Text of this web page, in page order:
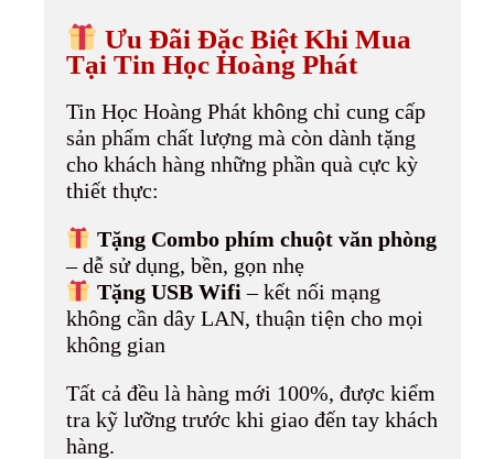
Ưu Đãi Đặc Biệt Khi Mua
Tại Tin Học Hoàng Phát
Tin Học Hoàng Phát không chỉ cung cấp
sản phẩm chất lượng mà còn dành tặng
cho khách hàng những phần quà cực kỳ
thiết thực:
Tặng Combo phím chuột văn phòng
– dễ sử dụng, bền, gọn nhẹ
Tặng USB Wifi – kết nối mạng
không cần dây LAN, thuận tiện cho mọi
không gian
Tất cả đều là hàng mới 100%, được kiểm
tra kỹ lưỡng trước khi giao đến tay khách
hàng.